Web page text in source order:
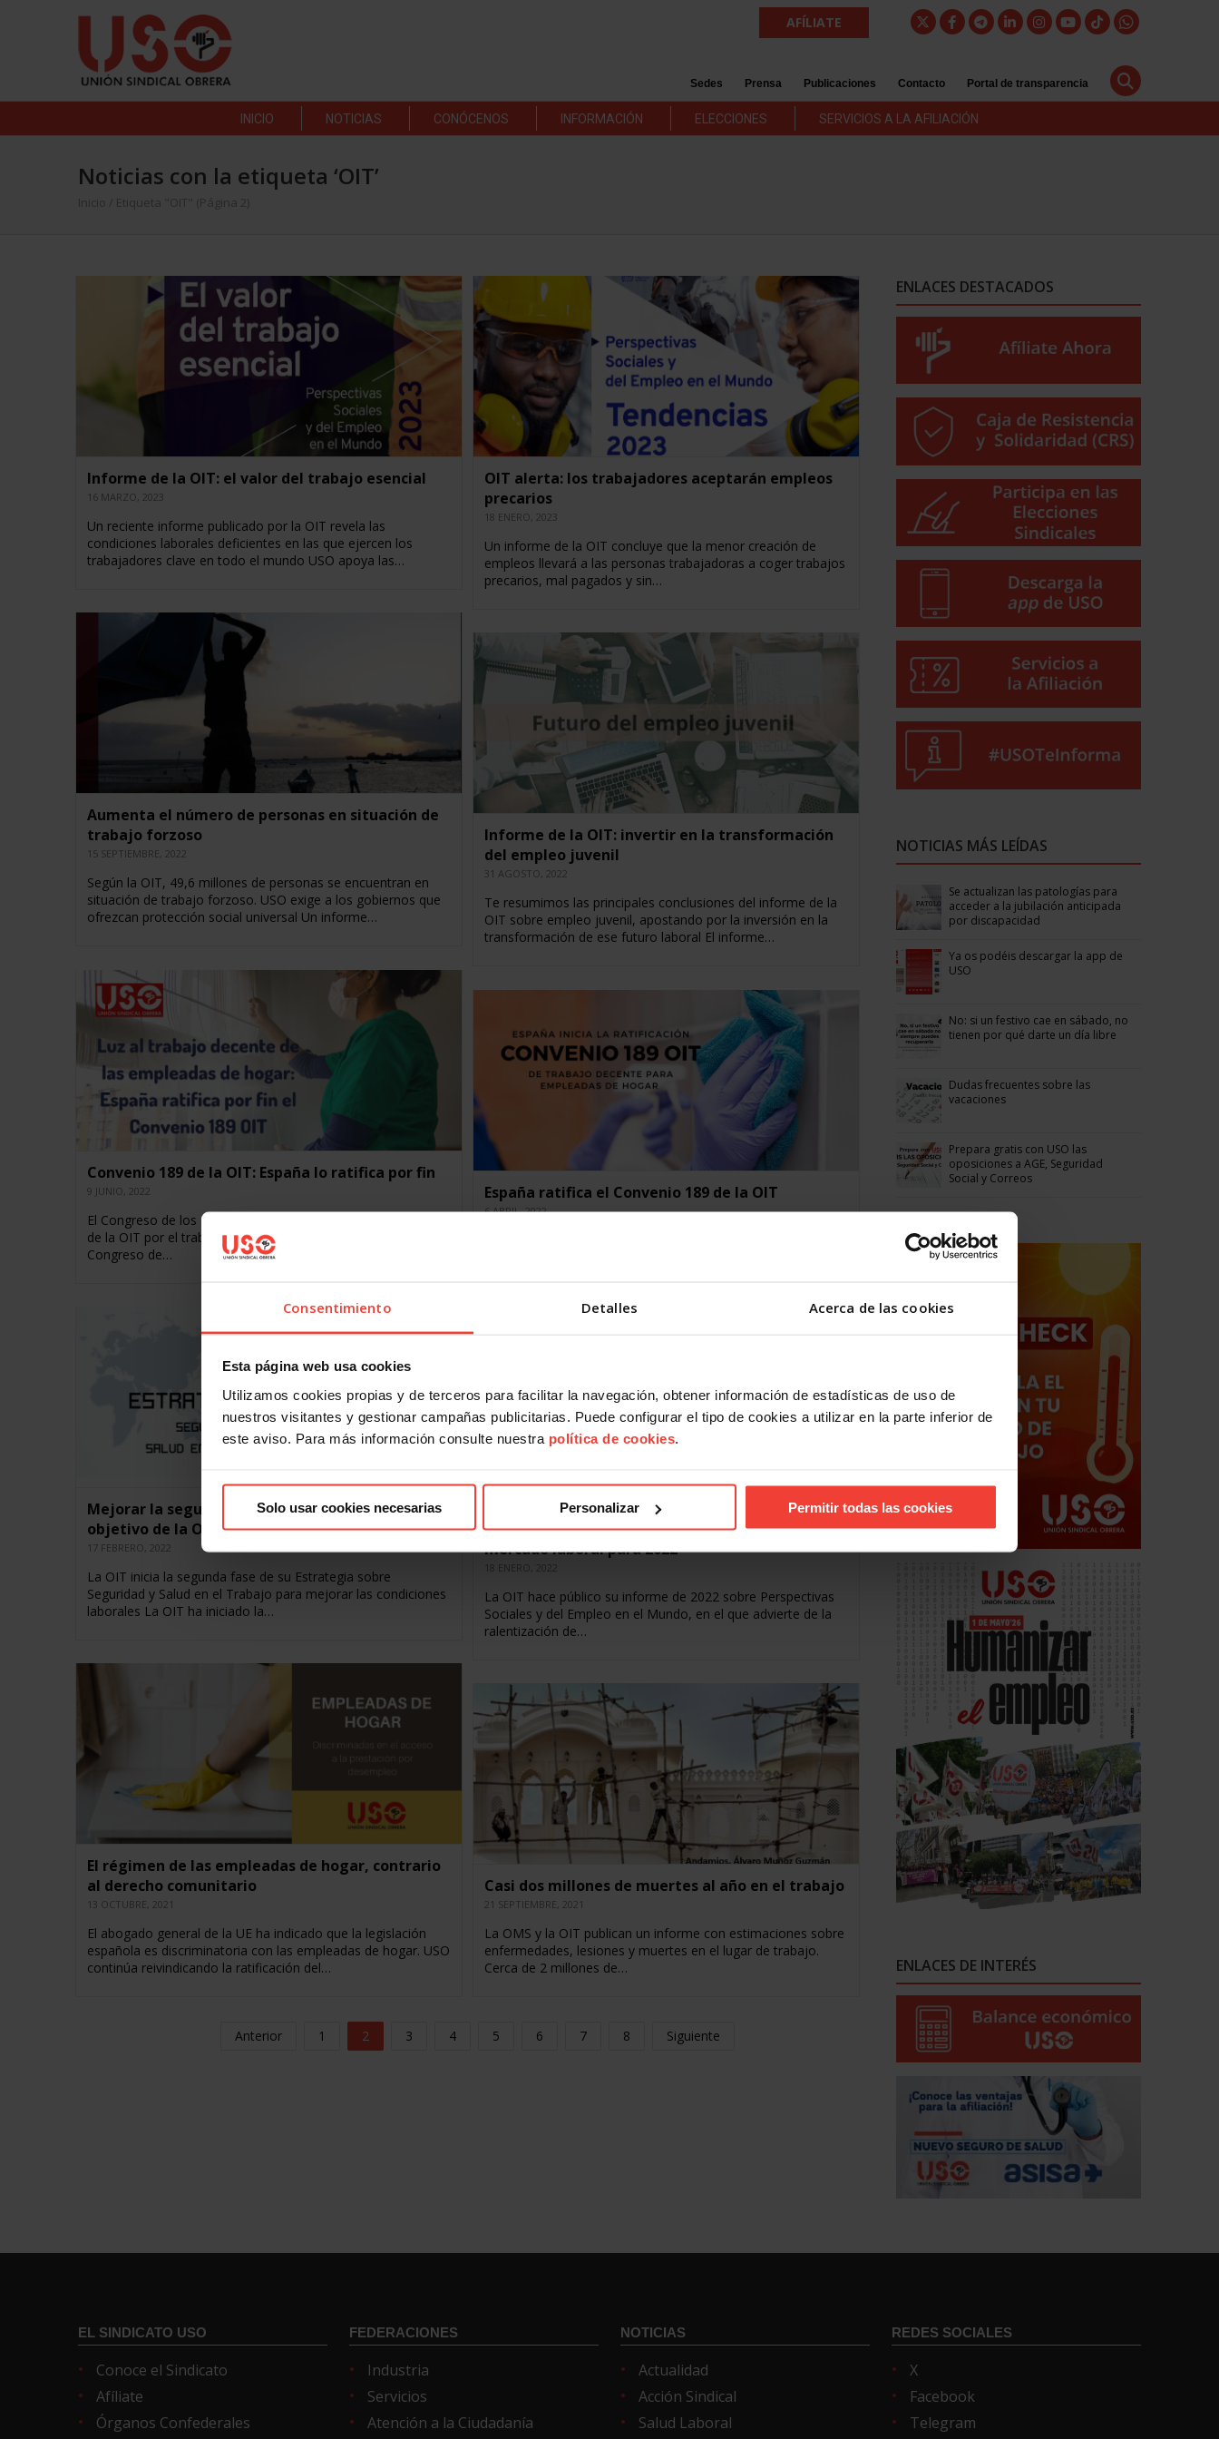
Consentimiento Detalles Acerca de las cookies
Esta página web usa cookies
Utilizamos cookies propias y de terceros para facilitar la navegación, obtener información de estadísticas de uso de
nuestros visitantes y gestionar campañas publicitarias. Puede configurar el tipo de cookies a utilizar en la parte inferior de
este aviso. Para más información consulte nuestra política de cookies.
Solo usar cookies necesarias Personalizar Permitir todas las cookies
AFÍLIATE
Sedes Prensa Publicaciones Contacto Portal de transparencia
INICIO NOTICIAS CONÓCENOS INFORMACIÓN ELECCIONES SERVICIOS A LA AFILIACIÓN
Noticias con la etiqueta ‘OIT’
Inicio Etiqueta "OIT" (Página 2)
Informe de la OIT: el valor del trabajo esencial
16 MARZO, 2023
Un reciente informe publicado por la OIT revela las
condiciones laborales deficientes en las que ejercen los
trabajadores clave en todo el mundo USO apoya las…
OIT alerta: los trabajadores aceptarán empleos
precarios
18 ENERO, 2023
Un informe de la OIT concluye que la menor creación de
empleos llevará a las personas trabajadoras a coger trabajos
precarios, mal pagados y sin…
Aumenta el número de personas en situación de
trabajo forzoso
15 SEPTIEMBRE, 2022
Según la OIT, 49,6 millones de personas se encuentran en
situación de trabajo forzoso. USO exige a los gobiernos que
ofrezcan protección social universal Un informe…
Informe de la OIT: invertir en la transformación
del empleo juvenil
31 AGOSTO, 2022
Te resumimos las principales conclusiones del informe de la
OIT sobre empleo juvenil, apostando por la inversión en la
transformación de ese futuro laboral El informe…
Convenio 189 de la OIT: España lo ratifica por fin
9 JUNIO, 2022
El Congreso de los Diputados ratifica por fin el Convenio 189
de la OIT por el trabajo decente de las empleadas de hogar El
Congreso de…
España ratifica el Convenio 189 de la OIT
6 ABRIL, 2022
Mejorar la seguridad y la salud en el trabajo,
objetivo de la OIT
17 FEBRERO, 2022
La OIT inicia la segunda fase de su Estrategia sobre
Seguridad y Salud en el Trabajo para mejorar las condiciones
laborales La OIT ha iniciado la…
La OIT rebaja la previsión de recuperación del
mercado laboral para 2022
18 ENERO, 2022
La OIT hace público su informe de 2022 sobre Perspectivas
Sociales y del Empleo en el Mundo, en el que advierte de la
ralentización de…
El régimen de las empleadas de hogar, contrario
al derecho comunitario
13 OCTUBRE, 2021
El abogado general de la UE ha indicado que la legislación
española es discriminatoria con las empleadas de hogar. USO
continúa reivindicando la ratificación del…
Casi dos millones de muertes al año en el trabajo
21 SEPTIEMBRE, 2021
La OMS y la OIT publican un informe con estimaciones sobre
enfermedades, lesiones y muertes en el lugar de trabajo.
Cerca de 2 millones de…
Anterior 1 2 3 4 5 6 7 8 Siguiente
ENLACES DESTACADOS
NOTICIAS MÁS LEÍDAS
Se actualizan las patologías para
acceder a la jubilación anticipada
por discapacidad
Ya os podéis descargar la app de
USO
No: si un festivo cae en sábado, no
tienen por qué darte un día libre
Dudas frecuentes sobre las
vacaciones
Prepara gratis con USO las
oposiciones a AGE, Seguridad
Social y Correos
ENLACES DE INTERÉS
EL SINDICATO USO
Conoce el Sindicato
Afíliate
Órganos Confederales
FEDERACIONES
Industria
Servicios
Atención a la Ciudadanía
NOTICIAS
Actualidad
Acción Sindical
Salud Laboral
REDES SOCIALES
X
Facebook
Telegram